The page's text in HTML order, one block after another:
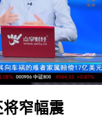
窄幅震